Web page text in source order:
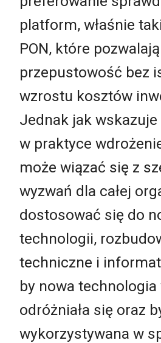
platform, właśnie
PON, które
przepustowość bez
wzrostu kosztów
Jednak jak
w praktyce
może wiązać się z
wyzwań dla całej
dostosować się do
technologii,
techniczne i
by nowa technologia
odróżniała się oraz
wykorzystywana w